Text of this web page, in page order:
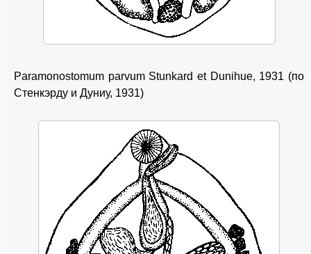
Paramonostomum parvum Stunkard et Dunihue, 1931 (по
Стенкэрду и Дуниу, 1931)